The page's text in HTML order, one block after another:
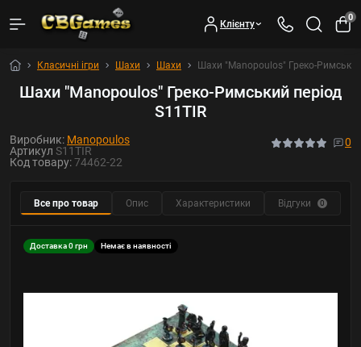
Клієнту
0
Класичні ігри Шахи Шахи Шахи "Manopoulos" Греко-
Шахи "Manopoulos" Греко-Римський період
S11TIR
Виробник: Manopoulos
Артикул S11TIR
Код товару:74462-22
0
Все про товар Опис Характеристики Відгуки 0
Доставка 0 грн Немає в наявності